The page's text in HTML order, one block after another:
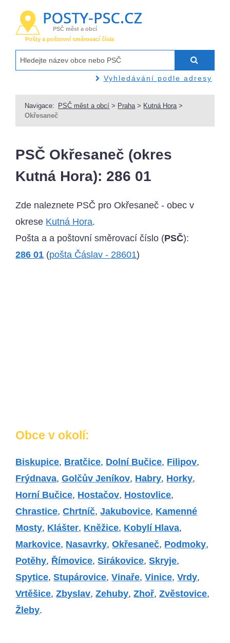
PSČ měst a obcí
Pošty a poštovní směrovací čísla
Vyhledávání podle adresy
Navigace: PSČ měst a obcí > Praha > Kutná Hora >
Okřesaneč
PSČ Okřesaneč (okres
Kutná Hora): 286 01
Zde naleznete PSČ pro Okřesaneč - obec v
okrese Kutná Hora.
Pošta a a poštovní směrovací číslo (PSČ):
286 01 (pošta Čáslav - 28601)
Obce v okolí:
Biskupice, Bratčice, Dolní Bučice, Filipov,
Frýdnava,Golčův Jeníkov, Habry, Horky,
Horní Bučice, Hostačov, Hostovlice,
Chrastice,Chrtníč,Jakubovice, Kamenné
Mosty, Klášter, Kněžice, Kobylí Hlava,
Markovice, Nasavrky,Okřesaneč, Podmoky,
Potěhy, Římovice,Sirákovice,Skryje,
Spytice,Stupárovice,Vinaře,Vinice,Vrdy,
Vrtěšice,Zbyslav,Zehuby,Zhoř,Zvěstovice,
Žleby.